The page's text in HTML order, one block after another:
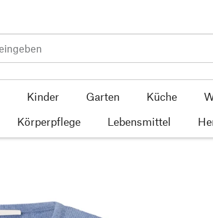
Kinder Garten Küche
Körperpflege Lebensmittel